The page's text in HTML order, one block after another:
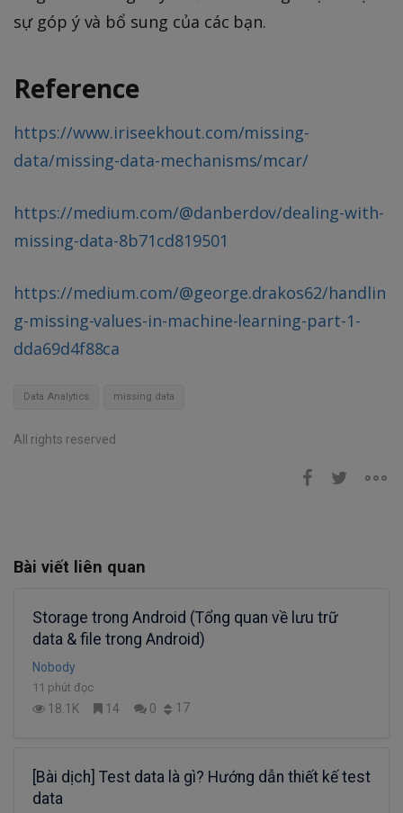
sự góp ý và bổ sung của các bạn.
Reference
https://www.iriseekhout.com/missing-
data/missing-data-mechanisms/mcar/
https://medium.com/@danberdov/dealing-with-
missing-data-8b71cd819501
https://medium.com/@george.drakos62/handlin
g-missing-values-in-machine-learning-part-1-
dda69d4f88ca
Data Analytics missing data
All rights reserved
Bài viết liên quan
Storage trong Android (Tổng quan về lưu trữ
data & file trong Android)
Nobody
11 phút đọc
18.1K 14 0 17
[Bài dịch] Test data là gì? Hướng dẫn thiết kế test
data